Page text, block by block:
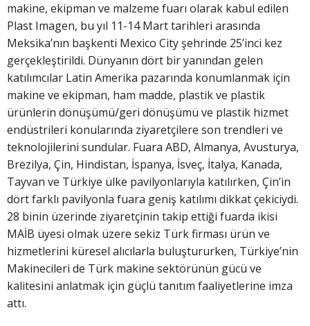
makine, ekipman ve malzeme fuarı olarak kabul edilen
Plast Imagen, bu yıl 11-14 Mart tarihleri arasında
Meksika’nın başkenti Mexico City şehrinde 25’inci kez
gerçekleştirildi. Dünyanın dört bir yanından gelen
katılımcılar Latin Amerika pazarında konumlanmak için
makine ve ekipman, ham madde, plastik ve plastik
ürünlerin dönüşümü/geri dönüşümü ve plastik hizmet
endüstrileri konularında ziyaretçilere son trendleri ve
teknolojilerini sundular. Fuara ABD, Almanya, Avusturya,
Brezilya, Çin, Hindistan, İspanya, İsveç, İtalya, Kanada,
Tayvan ve Türkiye ülke pavilyonlarıyla katılırken, Çin’in
dört farklı pavilyonla fuara geniş katılımı dikkat çekiciydi.
28 binin üzerinde ziyaretçinin takip ettiği fuarda ikisi
MAİB üyesi olmak üzere sekiz Türk firması ürün ve
hizmetlerini küresel alıcılarla buluştururken, Türkiye’nin
Makinecileri de Türk makine sektörünün gücü ve
kalitesini anlatmak için güçlü tanıtım faaliyetlerine imza
attı.